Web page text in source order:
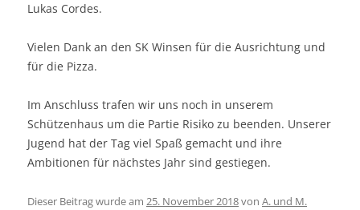
Lukas Cordes.
Vielen Dank an den SK Winsen für die Ausrichtung und
für die Pizza.
Im Anschluss trafen wir uns noch in unserem
Schützenhaus um die Partie Risiko zu beenden. Unserer
Jugend hat der Tag viel Spaß gemacht und ihre
Ambitionen für nächstes Jahr sind gestiegen.
Dieser Beitrag wurde am 25. November 2018von A. und M.